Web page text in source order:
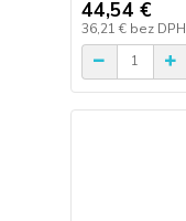
44,54 €
36,21 € bez DPH